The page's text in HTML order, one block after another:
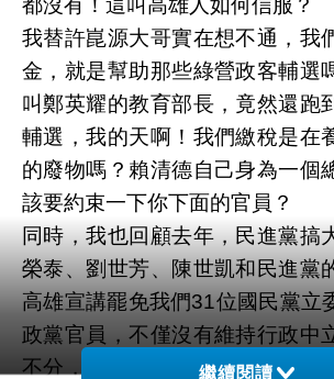
都沒有！這叫高雄人如何信服？
我替許崑源大哥實在想不通，我
金，就是幫助那些綠營政客輔選
叫鄭英耀的教育部長，竟然還跑
輔選，我的天啊！我們繳稅是在
的廢物嗎？賴清德自己身為一個
該要約束一下你下面的官員？
同時，我也回顧去年，民進黨搞
榮泰、劉世芳、陳世凱和民進黨
高雄宣講罷免我們31位國民黨立
政黨官員，不僅沒有維持行政中
不分，怪不得連所有年輕孩子都
繼續閱讀